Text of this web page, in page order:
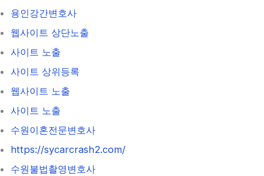
용인강간변호사
웹사이트 상단노출
사이트 노출
사이트 상위등록
웹사이트 노출
사이트 노출
수원이혼전문변호사
https://sycarcrash2.com/
수원불법촬영변호사